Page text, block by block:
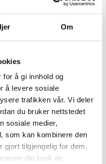
Om
å gi innhold og
å levere sosiale
trafikken vår. Vi deler
du bruker nettstedet
sosiale medier,
som kan kombinere den
gjort tilgjengelig for dem,
din bruk av
Kims paprika kick 30g
Pris
kr 12,14 /pose
Tilgjengelig
Kjøp